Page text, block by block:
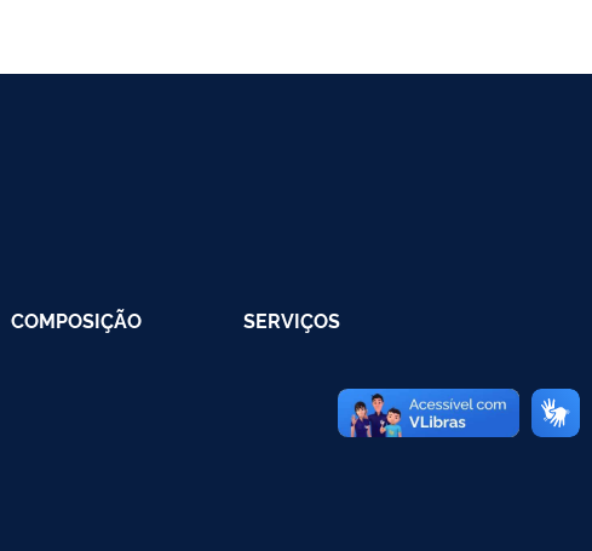
COMPOSIÇÃO SERVIÇOS